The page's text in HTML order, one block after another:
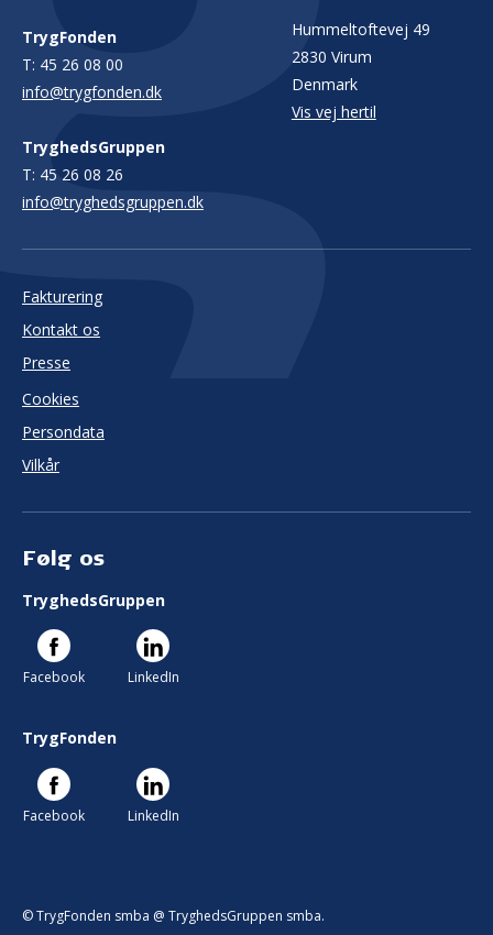
TrygFonden
T: 45 26 08 00
info@trygfonden.dk
TryghedsGruppen
T: 45 26 08 26
info@tryghedsgruppen.dk
Hummeltoftevej 49
2830 Virum
Denmark
Vis vej hertil
Fakturering
Kontakt os
Presse
Cookies
Persondata
Vilkår
Følg os
TryghedsGruppen
Facebook LinkedIn
TrygFonden
Facebook LinkedIn
© TrygFonden smba @ TryghedsGruppen smba.